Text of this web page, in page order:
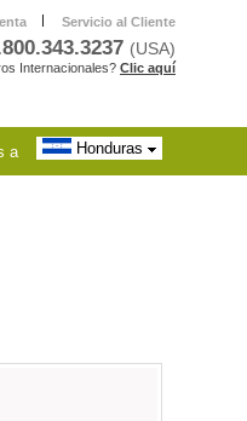
| Servicio al Cliente
(USA)
Internacionales? Clic aquí
a Honduras